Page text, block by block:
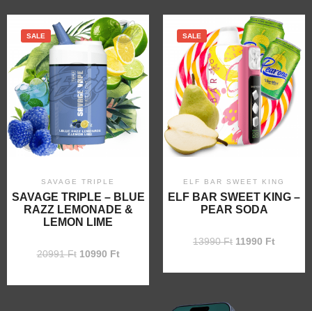
SALE
SAVAGE TRIPLE
SAVAGE TRIPLE – BLUE
RAZZ LEMONADE &
LEMON LIME
20991Ft 10990 Ft
SALE
ELF BAR SWEET KING
ELF BAR SWEET KING –
PEAR SODA
13990Ft 11990 Ft